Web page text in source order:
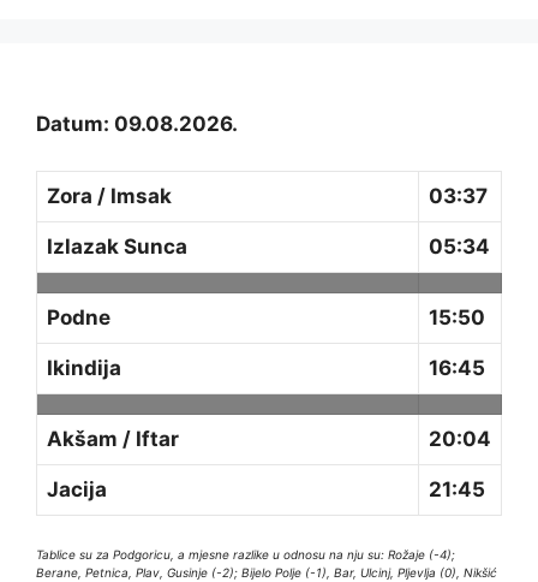
Datum: 09.08.2026.
Zora / Imsak 03:37
Izlazak Sunca 05:34
Podne 15:50
Ikindija 16:45
Akšam / Iftar 20:04
Jacija 21:45
Tablice su za Podgoricu, a mjesne razlike u odnosu na nju su: Rožaje (-4);
Berane, Petnica, Plav, Gusinje (-2); Bijelo Polje (-1), Bar, Ulcinj, Pljevlja (0), Nikšić